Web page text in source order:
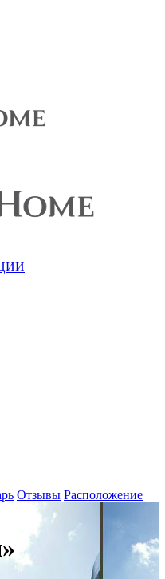
Отзывы Расположение